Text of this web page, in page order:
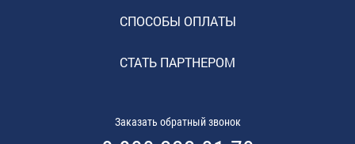
СПОСОБЫ ОПЛАТЫ
СТАТЬ ПАРТНЕРОМ
Заказать обратный звонок